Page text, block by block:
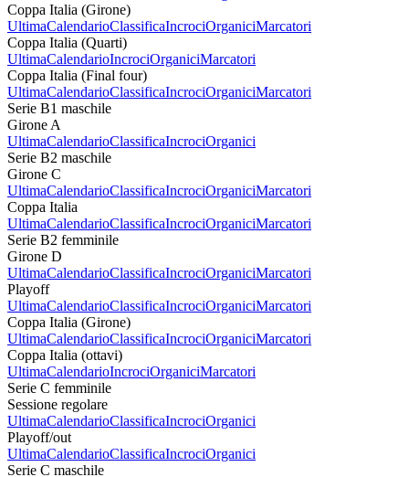
Coppa Italia (Girone)
UltimaCalendarioClassificaIncrociOrganiciMarcatori
Coppa Italia (Quarti)
UltimaCalendarioIncrociOrganiciMarcatori
Coppa Italia (Final four)
UltimaCalendarioClassificaIncrociOrganiciMarcatori
Serie B1 maschile
Girone A
UltimaCalendarioClassificaIncrociOrganici
Serie B2 maschile
Girone C
UltimaCalendarioClassificaIncrociOrganiciMarcatori
Coppa Italia
UltimaCalendarioClassificaIncrociOrganiciMarcatori
Serie B2 femminile
Girone D
UltimaCalendarioClassificaIncrociOrganiciMarcatori
Playoff
UltimaCalendarioClassificaIncrociOrganiciMarcatori
Coppa Italia (Girone)
UltimaCalendarioClassificaIncrociOrganiciMarcatori
Coppa Italia (ottavi)
UltimaCalendarioIncrociOrganiciMarcatori
Serie C femminile
Sessione regolare
UltimaCalendarioClassificaIncrociOrganici
Playoff/out
UltimaCalendarioClassificaIncrociOrganici
Serie C maschile